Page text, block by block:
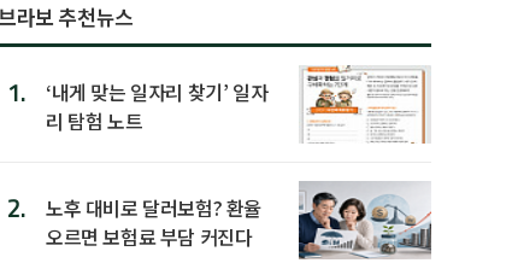
라보 추천뉴스
1.
‘내게 맞는 일자리 찾기’ 일자
리 탐험 노트
2.
노후 대비로 달러보험? 환율
오르면 보험료 부담 커진다